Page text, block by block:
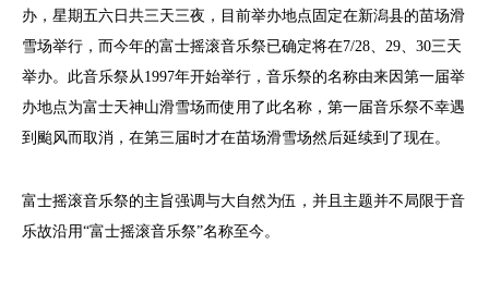
办，星期五六日共三天三夜，目前举办地点固定在新潟县的苗场滑
雪场举行，而今年的富士摇滚音乐祭已确定将在7/28、29、30三天
举办。此音乐祭从1997年开始举行，音乐祭的名称由来因第一届举
办地点为富士天神山滑雪场而使用了此名称，第一届音乐祭不幸遇
到颱风而取消，在第三届时才在苗场滑雪场然后延续到了现在。
富士摇滚音乐祭的主旨强调与大自然为伍，并且主题并不局限于音
乐故沿用“富士摇滚音乐祭”名称至今。